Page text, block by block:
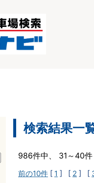
検索結果一
986件中、 31～40
前の10件 [ 1 ] [ 2 ] [